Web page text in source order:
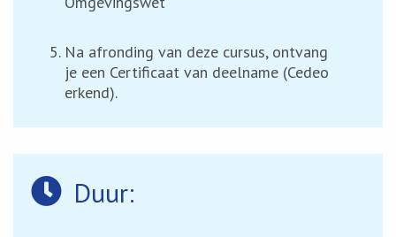
Na afronding van deze cursus, ontvang
je een Certificaat van deelname (Cedeo
erkend).
Duur: